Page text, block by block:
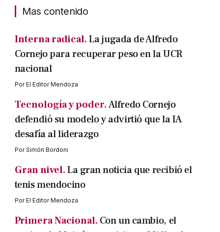
Mas contenido
Interna radical.La jugada de Alfredo
Cornejo para recuperar peso en la UCR
nacional
PorEl Editor Mendoza
Tecnología y poder.Alfredo Cornejo
defendió su modelo y advirtió que la IA
desafía al liderazgo
PorSimón Bordoni
Gran nivel.La gran noticia que recibió el
tenis mendocino
PorEl Editor Mendoza
Primera Nacional. Con un cambio, el